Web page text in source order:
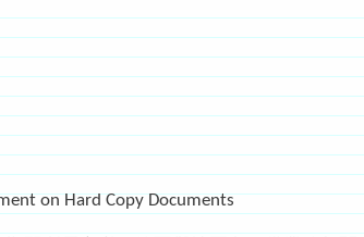
on Hard Copy Documents